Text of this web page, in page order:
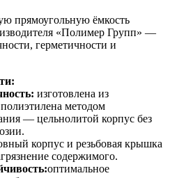
прямоугольную ёмкость
«Полимер Групп» —
герметичности и
изготовлена из
методом
— цельнолитой корпус без
корпус и резьбовая крышка
содержимого.
оптимальное